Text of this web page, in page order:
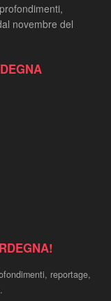
novembre del
reportage,